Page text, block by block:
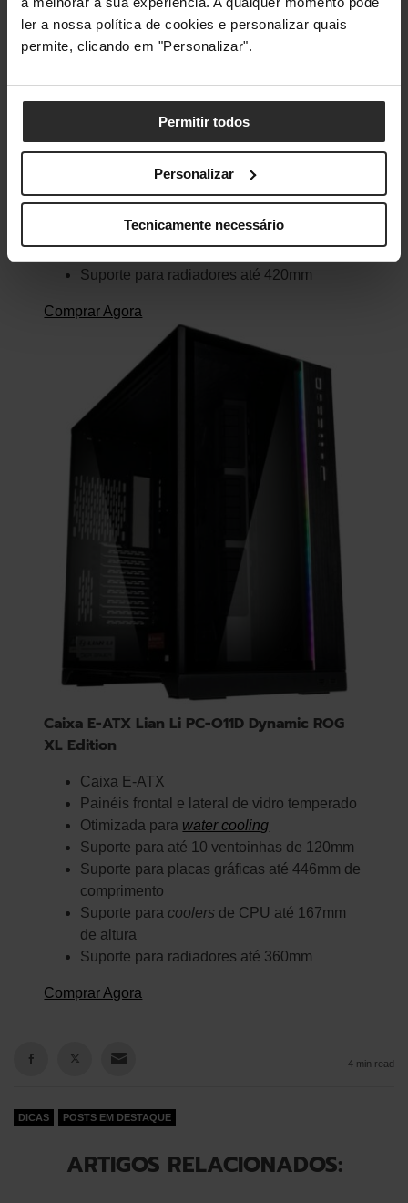
ler a nossa política de cookies e personalizar quais
permite, clicando em "Personalizar".
Permitir todos
Personalizar
Tecnicamente necessário
Caixa ATX Phanteks Eclipse P600S Silent
Painel lateral de vidro temperado
Painéis acústicos reforçados para operação
silenciosa
Três ventoinhas de 140mm pré-instaladas
comprimento
Suporte paracoolersde CPU até 190mm
Suporte para radiadores até 420mm
Comprar Agora
Caixa E-ATX Lian Li PC-O11D Dynamic ROG
XL Edition
Caixa E-ATX
Painéis frontal e lateral de vidro temperado
Otimizada para water cooling
Suporte para até 10 ventoinhas de 120mm
Suporte para placas gráficas até 446mm de
comprimento
Suporte para coolers de CPU até 167mm
de altura
Suporte para radiadores até 360mm
Comprar Agora
4 min read
DICAS POSTS EM DESTAQUE
ARTIGOS RELACIONADOS: